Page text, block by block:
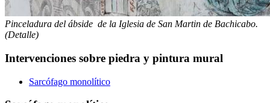
Pinceladura del ábside de la Iglesia de San Martin de Bachicabo.
(Detalle)
Intervenciones sobre piedra y pintura mural
Sarcófago monolítico